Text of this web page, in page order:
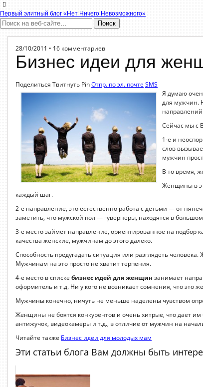
Первый элитный блог «Нет Ничего Невозможного»
28/10/2011 • 16 комментариев
Бизнес идеи для
Поделиться Твитнуть PinОтпр. по эл. почте SMS
Я думаю
для мужчин.
Сейчас мы с
1-е и
слов
мужчин
В то время,
Женщины в
каждый шаг.
2-е направление, это естественно работа с детьми — от
заметить, что мужской пол — гувернеры, находятся в
3-е место займет направление, ориентированное на подбор
качества женские, мужчинам до этого далеко.
Способность предугадать ситуация или разглядеть
Мужчинам на это просто не хватит терпения.
4-е место в списке бизнес идей для женщин занимает
оформитель и т.д. Ни у кого не возникает сомнения, что это
Мужчины конечно, ничуть не меньше наделены чувством
Женщины не боятся конкурентов и очень хитрые, что дает
антижучок, видеокамеры и т.д., в отличие от мужчин на
Читайте также Бизнес идеи для молодых мам
Эти статьи блога Вам должны быть